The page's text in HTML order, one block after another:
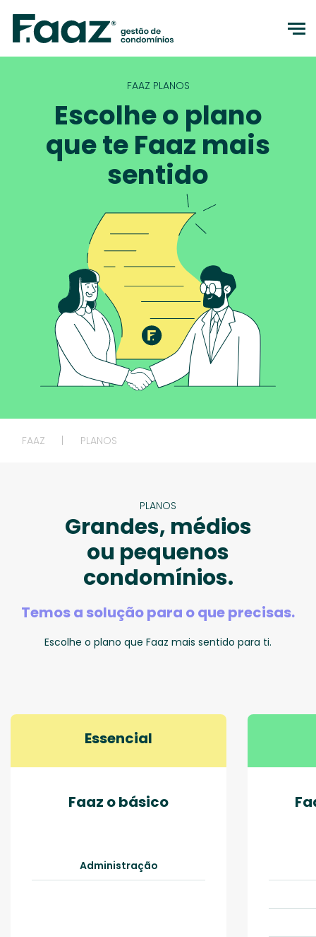
FAAZ PLANOS
Escolhe o plano
que te Faaz mais
sentido
FAAZ PLANOS
PLANOS
Grandes, médios
ou pequenos
condomínios.
Temos a solução para o que precisas.
Escolhe o plano que Faaz mais sentido para ti.
Essencial
Faaz o básico
Administração